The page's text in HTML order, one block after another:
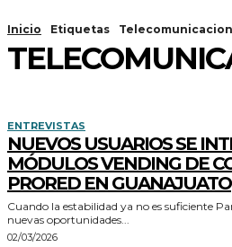
Inicio Etiquetas
ENTREVISTAS
NUEVOS USUARIOS SE
MÓDULOS VENDING DE
PRORED EN GUANAJUATO
Cuando la estabilidad ya no es suficiente Para Nubia González, la búsqueda de
nuevas oportunidades...
02/03/2026